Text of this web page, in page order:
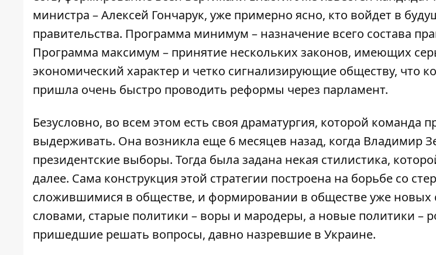
министра – Алексей Гончарук, уже примерно ясно, кто войдет в
правительства. Программа минимум – назначение всего состава
Программа максимум – принятие нескольких законов, имеющих
экономический характер и четко сигнализирующие обществу, что
пришла очень быстро проводить реформы через парламент.
Безусловно, во всем этом есть своя драматургия, которой команда
выдерживать. Она возникла еще 6 месяцев назад, когда Владимир
президентские выборы. Тогда была задана некая стилистика,
далее. Сама конструкция этой стратегии построена на борьбе со
сложившимися в обществе, и формировании в обществе уже новых
словами, старые политики – воры и мародеры, а новые политики –
пришедшие решать вопросы, давно назревшие в Украине.